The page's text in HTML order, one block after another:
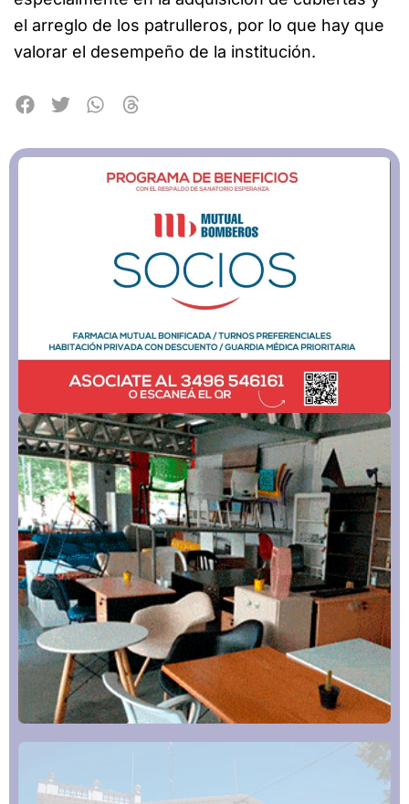
el arreglo de los patrulleros, por lo que hay que
valorar el desempeño de la institución.